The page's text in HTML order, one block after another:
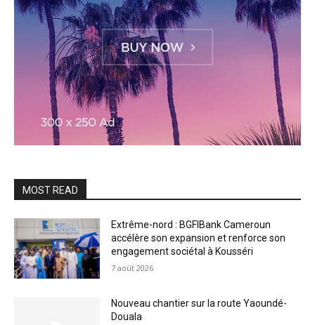
MOST READ
Extrême-nord : BGFIBank Cameroun
accélère son expansion et renforce son
engagement sociétal à Kousséri
7 août 2026
Nouveau chantier sur la route Yaoundé-
Douala